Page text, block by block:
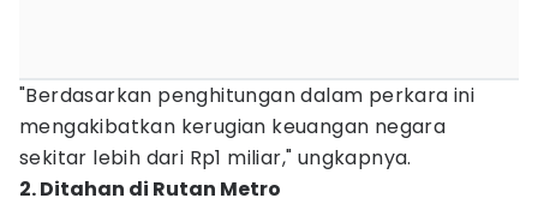
"Berdasarkan penghitungan dalam perkara ini
mengakibatkan kerugian keuangan negara
sekitar lebih dari Rp1 miliar," ungkapnya.
2. Ditahan di Rutan Metro